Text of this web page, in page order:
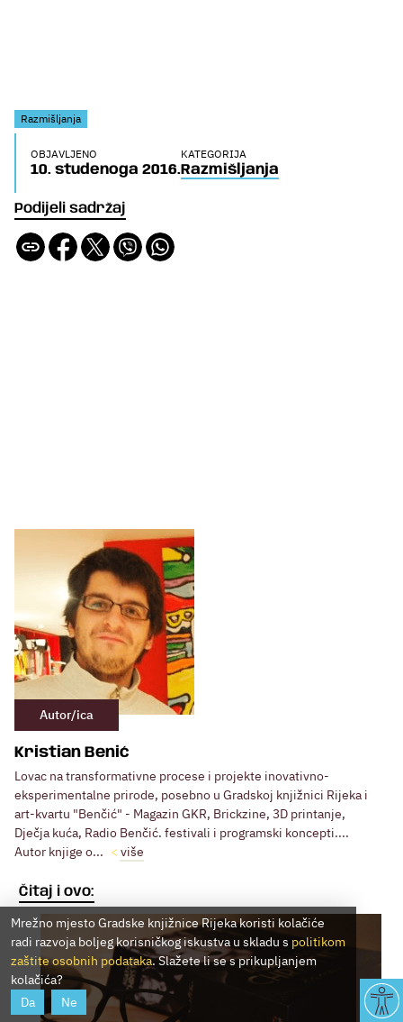
Podijeli sadržaj
Autor/ica
Kristian Benić
Lovac na transformativne procese i projekte inovativno-
eksperimentalne prirode, posebno u Gradskoj knjižnici Rijeka i
art-kvartu "Benčić" - Magazin GKR, Brickzine, 3D printanje,
Dječja kuća, Radio Benčić. festivali i programski koncepti....
Autor knjige o...
više
Razmišljanja
OBJAVLJENO
10. studenoga 2016.
KATEGORIJA
Razmišljanja
Čitaj i ovo:
Mrežno mjesto Gradske knjižnice Rijeka koristi kolačiće
radi razvoja boljeg korisničkog iskustva u skladu s politikom
zaštite osobnih podataka. Slažete li se s prikupljanjem
kolačića?
Da
Ne